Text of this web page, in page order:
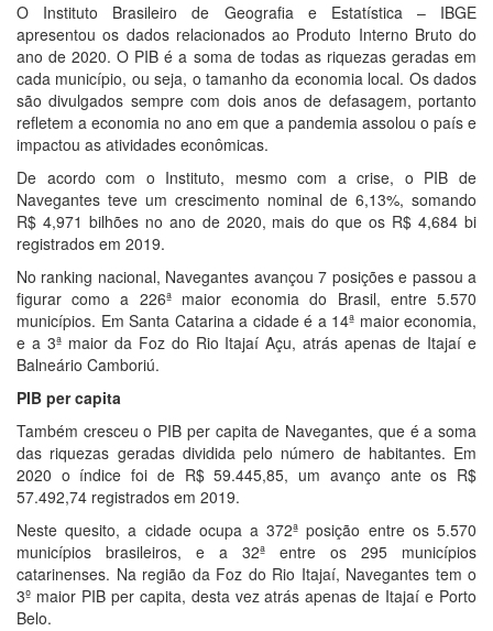
O Instituto Brasileiro de Geografia e Estatística – IBGE
apresentou os dados relacionados ao Produto Interno Bruto do
ano de 2020. O PIB é a soma de todas as riquezas geradas em
cada município, ou seja, o tamanho da economia local. Os dados
são divulgados sempre com dois anos de defasagem, portanto
refletem a economia no ano em que a pandemia assolou o país e
impactou as atividades econômicas.
De acordo com o Instituto, mesmo com a crise, o PIB de
Navegantes teve um crescimento nominal de 6,13%, somando
R$ 4,971 bilhões no ano de 2020, mais do que os R$ 4,684 bi
registrados em 2019.
No ranking nacional, Navegantes avançou 7 posições e passou a
figurar como a 226ª maior economia do Brasil, entre 5.570
municípios. Em Santa Catarina a cidade é a 14ª maior economia,
e a 3ª maior da Foz do Rio Itajaí Açu, atrás apenas de Itajaí e
Balneário Camboriú.
PIB per capita
Também cresceu o PIB per capita de Navegantes, que é a soma
das riquezas geradas dividida pelo número de habitantes. Em
2020 o índice foi de R$ 59.445,85, um avanço ante os R$
57.492,74 registrados em 2019.
Neste quesito, a cidade ocupa a 372ª posição entre os 5.570
municípios brasileiros, e a 32ª entre os 295 municípios
catarinenses. Na região da Foz do Rio Itajaí, Navegantes tem o
3º maior PIB per capita, desta vez atrás apenas de Itajaí e Porto
Belo.